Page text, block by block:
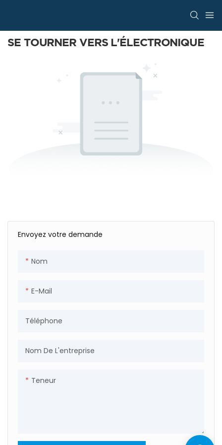
SE TOURNER VERS L'ÉLECTRONIQUE
Envoyez votre demande
Nom
E-Mail
Téléphone
Nom De L'entreprise
Teneur